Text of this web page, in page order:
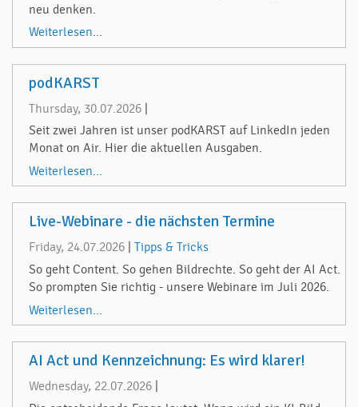
neu denken.
Weiterlesen...
podKARST
Thursday, 30.07.2026
Seit zwei Jahren ist unser podKARST auf LinkedIn jeden
Monat on Air. Hier die aktuellen Ausgaben.
Weiterlesen...
Live-Webinare - die nächsten Termine
Friday, 24.07.2026
Tipps & Tricks
So geht Content. So gehen Bildrechte. So geht der AI Act.
So prompten Sie richtig - unsere Webinare im Juli 2026.
Weiterlesen...
AI Act und Kennzeichnung: Es wird klarer!
Wednesday, 22.07.2026